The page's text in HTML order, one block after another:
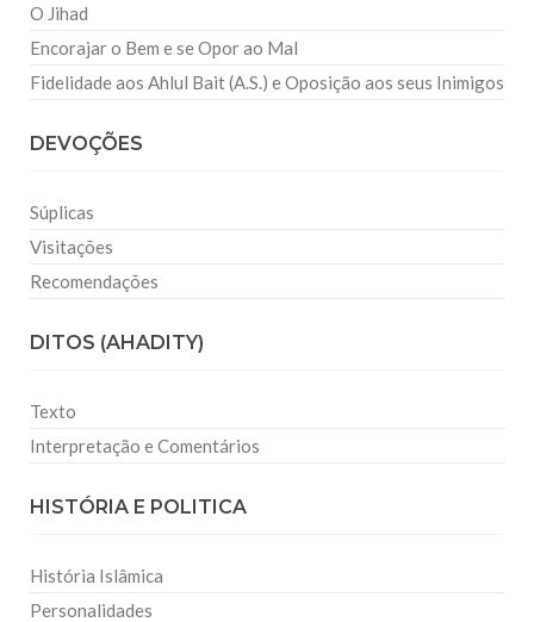
O Jihad
Encorajar o Bem e se Opor ao Mal
Fidelidade aos Ahlul Bait (A.S.) e Oposição aos seus Inimigos
DEVOÇÕES
Súplicas
Visitações
Recomendações
DITOS (AHADITY)
Texto
Interpretação e Comentários
HISTÓRIA E POLITICA
História Islâmica
Personalidades